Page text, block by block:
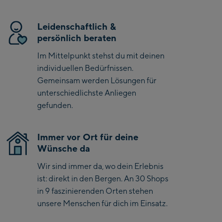
Zell Am See:
Schmittenhöhebahn
Talstation / Valley
station
CityXPress Talstation /
Valley station
AreitXpress Talstation /
Valley station
Bergstation / Top
station
Saalfelden:
Saalfelden
Saalbach:
dieses T-Shirt perfekt für aktive Kids, die auf der Piste und
im Alltag eine gute Figur machen wollen.
Leidenschaftlich &
persönlich beraten
Im Mittelpunkt stehst du mit deinen
individuellen Bedürfnissen.
Gemeinsam werden Lösungen für
unterschiedlichste Anliegen
gefunden.
Immer vor Ort für deine
Wünsche da
Wir sind immer da, wo dein Erlebnis
ist: direkt in den Bergen. An 30 Shops
in 9 faszinierenden Orten stehen
unsere Menschen für dich im Einsatz.